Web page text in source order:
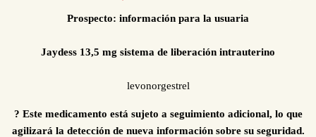
Prospecto: información para la usuaria
Jaydess 13,5 mg sistema de liberación intrauterino
levonorgestrel
? Este medicamento está sujeto a seguimiento adicional, lo que
agilizará la detección de nueva información sobre su seguridad.